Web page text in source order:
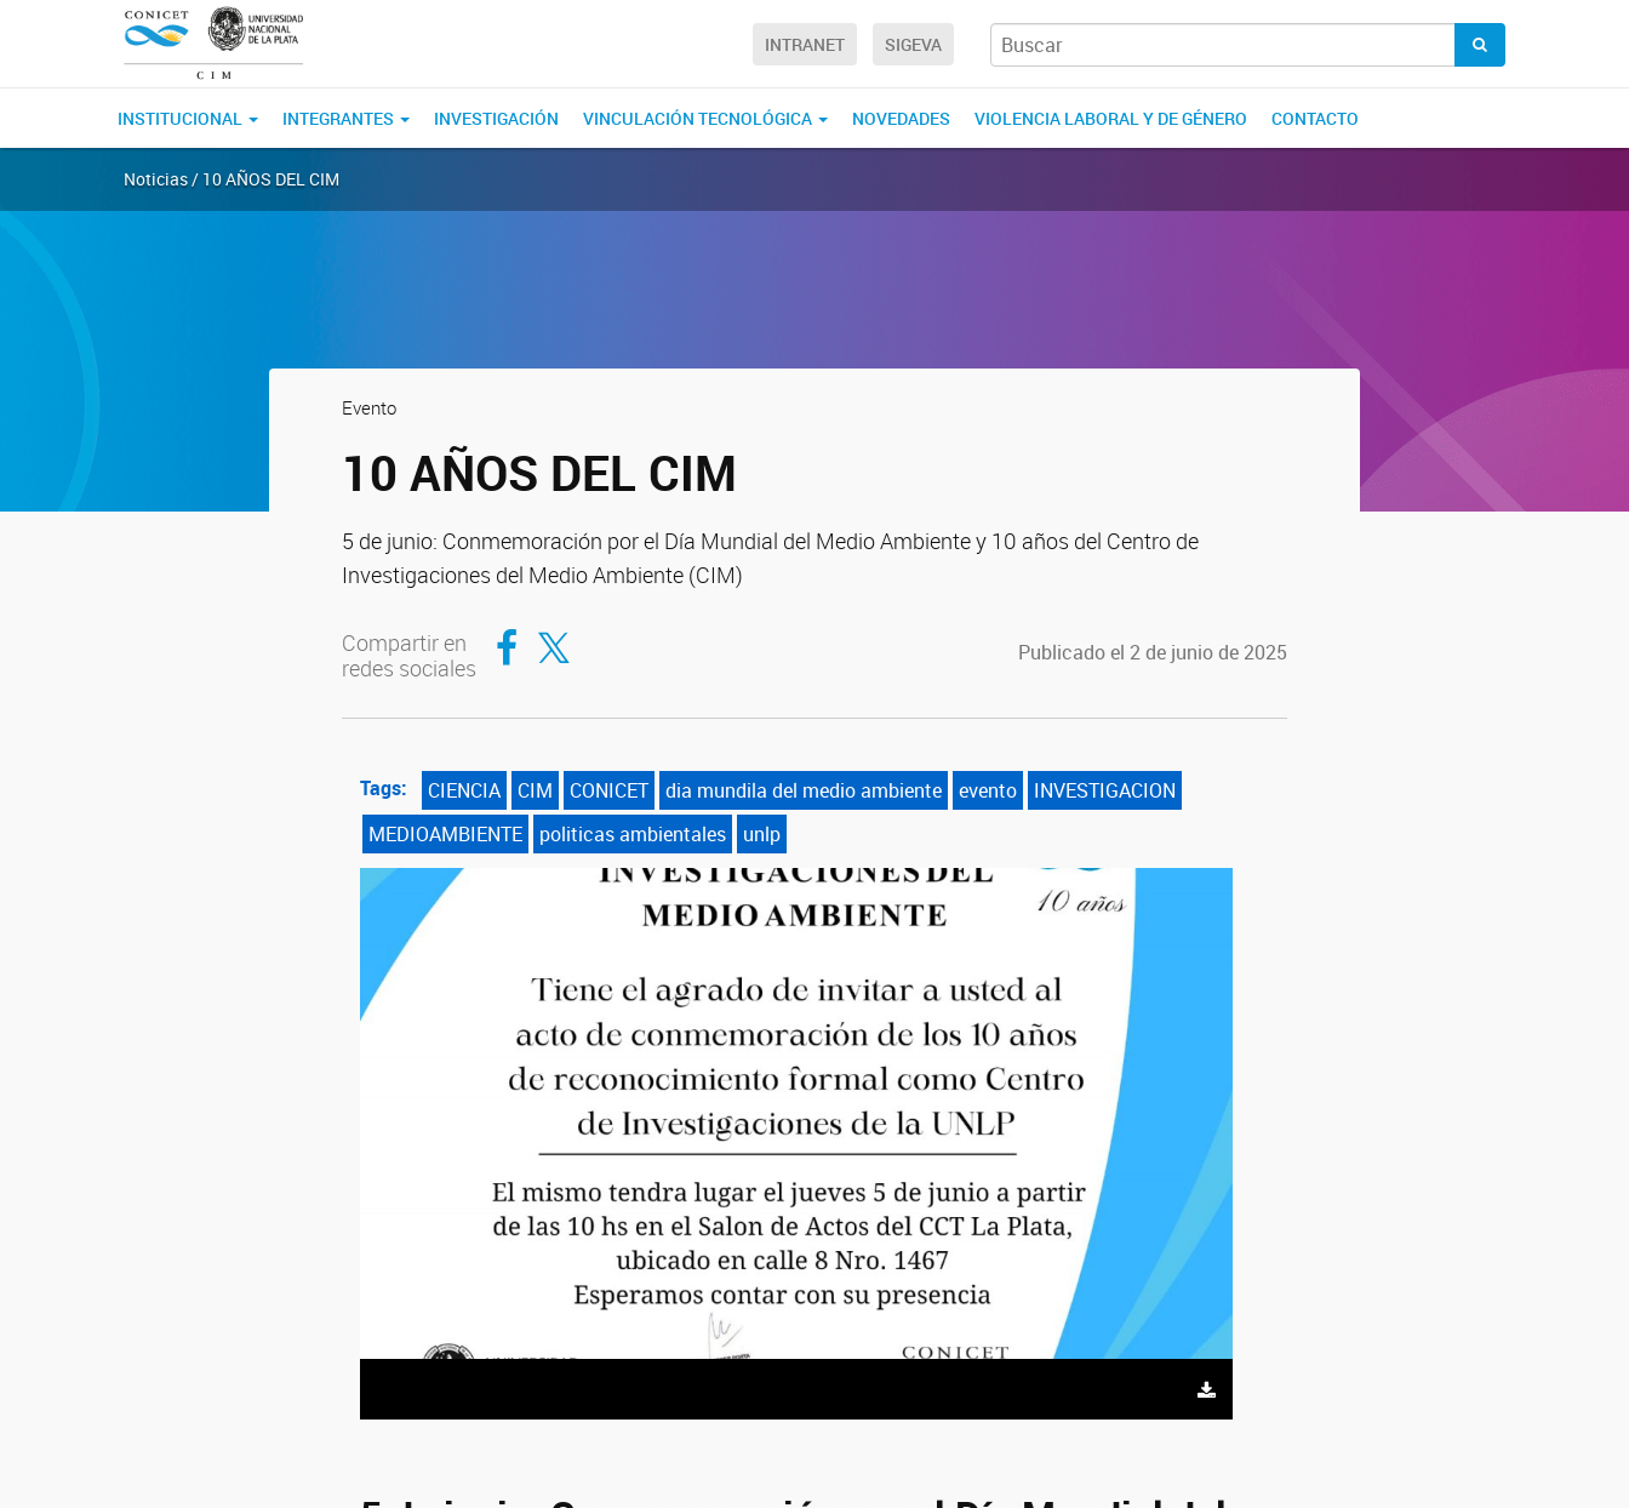
INTRANET SIGEVA
INSTITUCIONAL INTEGRANTES INVESTIGACIÓN VINCULACIÓN TECNOLÓGICA NOVEDADES VIOLENCIA LABORAL Y DE GÉNERO CONTACTO
Noticias / 10 AÑOS DEL CIM
Evento
10 AÑOS DEL CIM
5 de junio: Conmemoración por el Día Mundial del Medio Ambiente y 10 años del Centro de
Investigaciones del Medio Ambiente (CIM)
Compartir en
redes sociales
Compartir en Facebook
Compartir en Twitter Publicado el 2 de junio de 2025
Tags: CIENCIA CIM CONICET dia mundila del medio ambiente evento
INVESTIGACION
MEDIOAMBIENTE
politicas ambientales unlp